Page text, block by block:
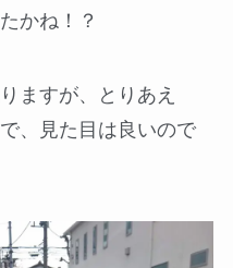
かね！？
ますが、とりあえ
、見た目は良いので